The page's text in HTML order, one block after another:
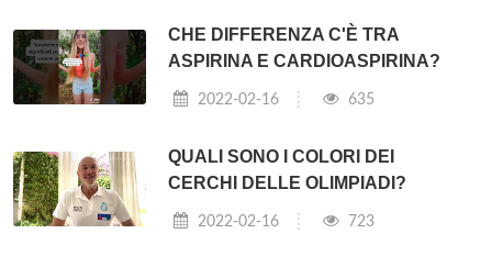
CHE DIFFERENZA C'È TRA
ASPIRINA E CARDIOASPIRINA?
2022-02-16 635
QUALI SONO I COLORI DEI
CERCHI DELLE OLIMPIADI?
2022-02-16 723